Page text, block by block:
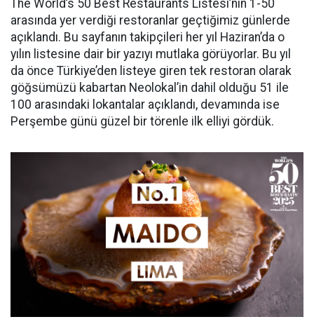
The World’s 50 Best Restaurants Listesi’nin 1-50
arasında yer verdiği restoranlar geçtiğimiz günlerde
açıklandı. Bu sayfanın takipçileri her yıl Haziran’da o
yılın listesine dair bir yazıyı mutlaka görüyorlar. Bu yıl
da önce Türkiye’den listeye giren tek restoran olarak
göğsümüzü kabartan Neolokal’in dahil olduğu 51 ile
100 arasındaki lokantalar açıklandı, devamında ise
Perşembe günü güzel bir törenle ilk elliyi gördük.